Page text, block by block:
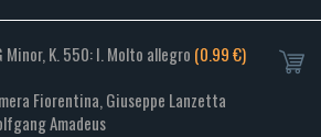
Minor, K. 550: I. Molto allegro (0.99 €)
Fiorentina, Giuseppe Lanzetta
Amadeus